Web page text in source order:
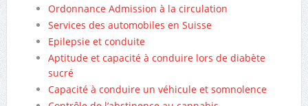
Ordonnance Admission à la circulation
Services des automobiles en Suisse
Epilepsie et conduite
Aptitude et capacité à conduire lors de diabète
sucré
Capacité à conduire un véhicule et somnolence